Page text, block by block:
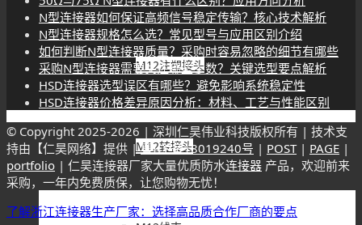
M12注塑接头
M12转接头
N型连接器如何保证高频信号稳定传输？核心技术解析
N型连接器规格怎么选？常见型号与应用区别介绍
如何判断N型连接器质量？采购时容易忽略的细节有哪些
采购N型连接器需要关注哪些参数？关键选型要点解析
HSD连接器选型误区有哪些？避免影响系统稳定性
HSD连接器价格差异原因分析：材料、工艺与性能区别
© Copyright 2025-2026 | 深圳仁昊伟业科技版权所有 | 技术支
持由【仁昊网络】提供 |粤ICP备18019240号 | POST| PAGE |
portfolio | 仁昊连接器厂家大量优质防水连接器 产品，欢迎前来
采购，一年内免费质保，让您购物无忧！
了解浙江连接器生产厂家：选择高品质合作厂商的要点